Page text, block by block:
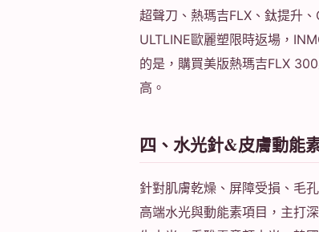
超聲刀、熱瑪吉FLX、鈦提升
ULTLINE歐麗塑限時返場，
的是，購買美版熱瑪吉FLX
高。
四、水光針&皮膚動能
針對肌膚乾燥、屏障受損、毛
高端水光與動能素項目，主打